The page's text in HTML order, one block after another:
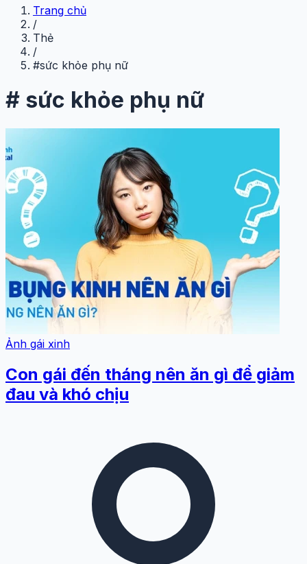
Trang chủ
/
Thẻ
/
#sức khỏe phụ nữ
# sức khỏe phụ nữ
Ảnh gái xinh
Con gái đến tháng nên ăn gì để giảm
đau và khó chịu